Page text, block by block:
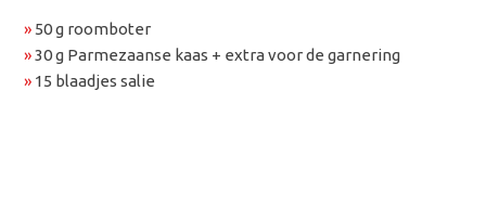
» 50 g roomboter
»30 g Parmezaanse kaas + extra voor de garnering
» 15 blaadjes salie